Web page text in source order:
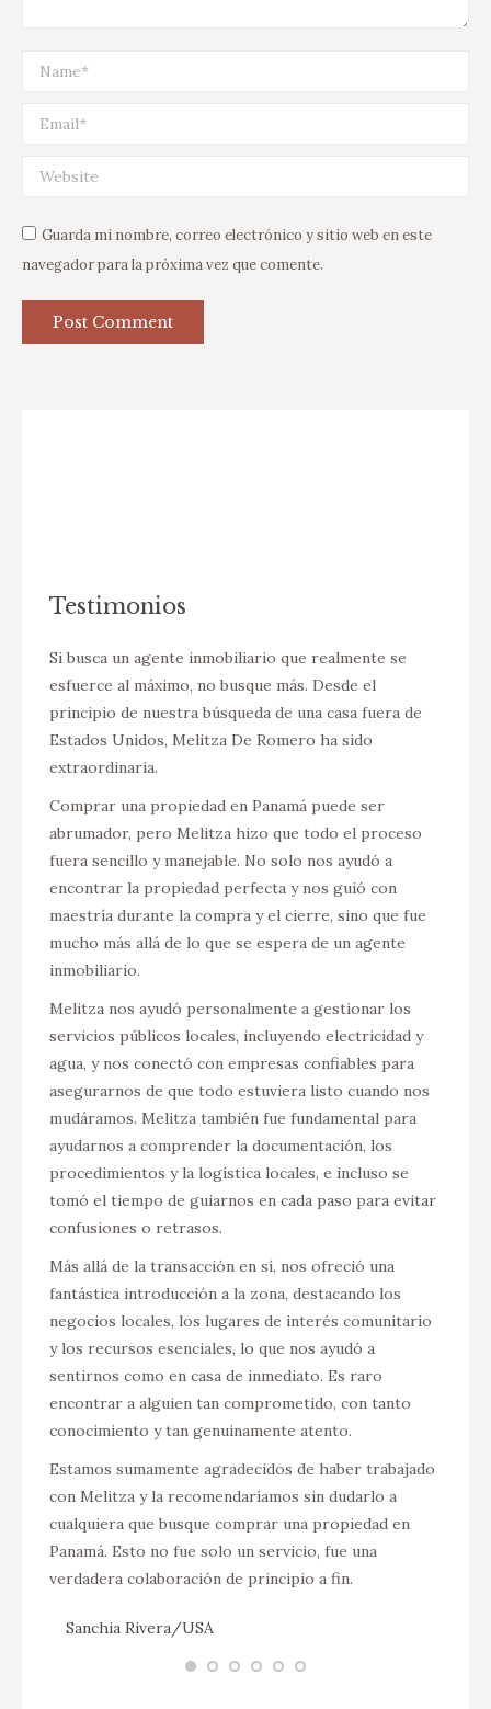
Name *
Email *
Website
Guarda mi nombre, correo electrónico y sitio web en este
navegador para la próxima vez que comente.
Post Comment
Testimonios
Si busca un agente inmobiliario que realmente se
esfuerce al máximo, no busque más. Desde el
principio de nuestra búsqueda de una casa fuera de
Estados Unidos, Melitza De Romero ha sido
extraordinaria.
Comprar una propiedad en Panamá puede ser
abrumador, pero Melitza hizo que todo el proceso
fuera sencillo y manejable. No solo nos ayudó a
encontrar la propiedad perfecta y nos guió con
maestría durante la compra y el cierre, sino que fue
mucho más allá de lo que se espera de un agente
inmobiliario.
Melitza nos ayudó personalmente a gestionar los
servicios públicos locales, incluyendo electricidad y
agua, y nos conectó con empresas confiables para
asegurarnos de que todo estuviera listo cuando nos
mudáramos. Melitza también fue fundamental para
ayudarnos a comprender la documentación, los
procedimientos y la logística locales, e incluso se
tomó el tiempo de guiarnos en cada paso para evitar
confusiones o retrasos.
Más allá de la transacción en sí, nos ofreció una
fantástica introducción a la zona, destacando los
negocios locales, los lugares de interés comunitario
y los recursos esenciales, lo que nos ayudó a
sentirnos como en casa de inmediato. Es raro
encontrar a alguien tan comprometido, con tanto
conocimiento y tan genuinamente atento.
Estamos sumamente agradecidos de haber trabajado
con Melitza y la recomendaríamos sin dudarlo a
cualquiera que busque comprar una propiedad en
Panamá. Esto no fue solo un servicio, fue una
verdadera colaboración de principio a fin.
Sanchia Rivera/USA